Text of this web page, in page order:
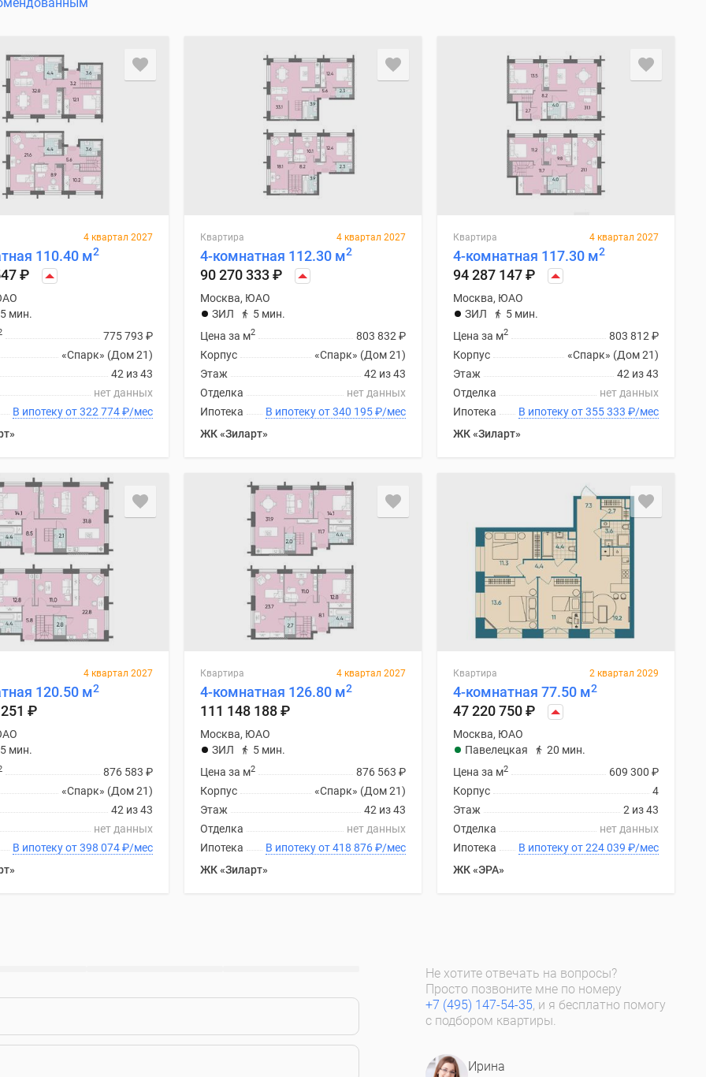
4 квартал 2027
110.40 м2
₽
5 мин.
775 793 ₽
«Спарк» (Дом 21)
42 из 43
нет данных
В ипотеку от 322 774₽/мес
Квартира 4 квартал 2027
4-комнатная 112.30 м2
90 270 333₽
Москва, ЮАО
ЗИЛ
5 мин.
803 832 ₽
Цена за м2
«Спарк» (Дом 21)
Корпус
42 из 43
Этаж
нет данных
Отделка
В ипотеку от 340 195₽/мес
Ипотека
ЖК «Зиларт»
Квартира 4 квартал 2027
4-комнатная 117.30 м2
94 287 147₽
Москва, ЮАО
ЗИЛ
5 мин.
803 812 ₽
Цена за м2
«Спарк» (Дом 21)
Корпус
42 из 43
Этаж
нет данных
Отделка
В ипотеку от 355 333 ₽/мес
Ипотека
ЖК «Зиларт»
4 квартал 2027
120.50 м2
₽
5 мин.
876 583 ₽
«Спарк» (Дом 21)
42 из 43
нет данных
В ипотеку от 398 074₽/мес
Квартира 4 квартал 2027
4-комнатная 126.80 м2
111 148 188₽
Москва, ЮАО
ЗИЛ
5 мин.
876 563 ₽
Цена за м2
«Спарк» (Дом 21)
Корпус
42 из 43
Этаж
нет данных
Отделка
В ипотеку от 418 876₽/мес
Ипотека
ЖК «Зиларт»
Квартира 2 квартал 2029
4-комнатная 77.50 м2
47 220 750₽
Москва, ЮАО
Павелецкая
20 мин.
609 300 ₽
Цена за м2
4
Корпус
2 из 43
Этаж
нет данных
Отделка
В ипотеку от 224 039 ₽/мес
Ипотека
ЖК «ЭРА»
Не хотите отвечать на вопросы?
Просто позвоните мне по номеру
+7 (495) 147-54-35, и я бесплатно помогу
с подбором квартиры.
Ирина